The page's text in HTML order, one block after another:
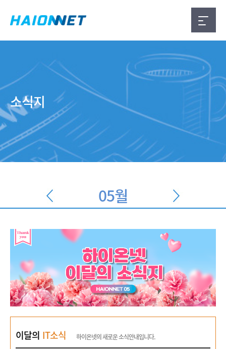
소식지
05월
이달의 IT소식 하이온넷의 새로운 소식안내입니다.